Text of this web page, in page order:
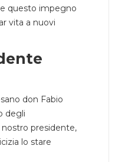
questo impegno
vita a nuovi
don Fabio
degli
presidente,
lo stare